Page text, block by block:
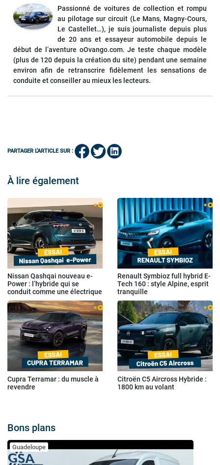
Passionné de voitures de collection et rompu
au pilotage sur circuit (Le Mans, Magny-Cours,
Le Castellet…), je suis journaliste depuis plus
de 20 ans et essayeur automobile depuis le
début de l’aventure oOvango.com. Je teste chaque modèle
(plus de 120 depuis la création du site) pendant une semaine
environ afin de retranscrire fidèlement les sensations de
conduite et conseiller au mieux les lecteurs.
PARTAGER L'ARTICLE SUR :
À lire également
Nissan Qashqai nouveau e-
Power : l’hybride qui se
conduit comme une électrique
Renault Symbioz full hybrid E-
Tech 160 : style Alpine, esprit
tranquille
Cupra Terramar : du muscle à
revendre
Citroën C5 Aircross Hybride :
1800 km au volant
Bons plans
Guadeloupe